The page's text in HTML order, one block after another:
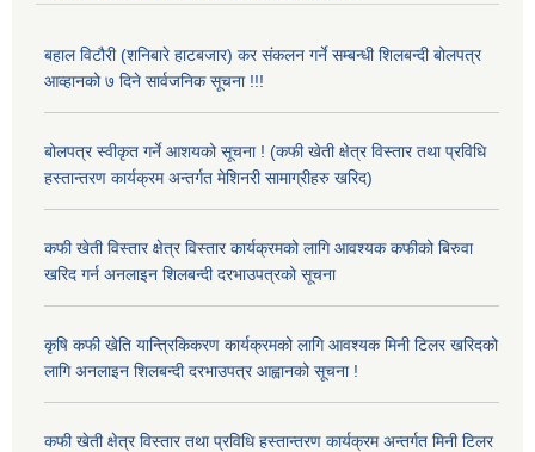
बहाल विटौरी (शनिबारे हाटबजार) कर संकलन गर्ने सम्बन्धी शिलबन्दी बोलपत्र
आव्हानको ७ दिने सार्वजनिक सूचना !!!
बोलपत्र स्वीकृत गर्ने आशयको सूचना ! (कफी खेती क्षेत्र विस्तार तथा प्रविधि
हस्तान्तरण कार्यक्रम अन्तर्गत मेशिनरी सामाग्रीहरु खरिद)
कफी खेती विस्तार क्षेत्र विस्तार कार्यक्रमको लागि आवश्यक कफीको बिरुवा
खरिद गर्न अनलाइन शिलबन्दी दरभाउपत्रको सूचना
कृषि कफी खेति यान्त्रिकिकरण कार्यक्रमको लागि आवश्यक मिनी टिलर खरिदको
लागि अनलाइन शिलबन्दी दरभाउपत्र आह्वानको सूचना !
कफी खेती क्षेत्र विस्तार तथा प्रविधि हस्तान्तरण कार्यक्रम अन्तर्गत मिनी टिलर